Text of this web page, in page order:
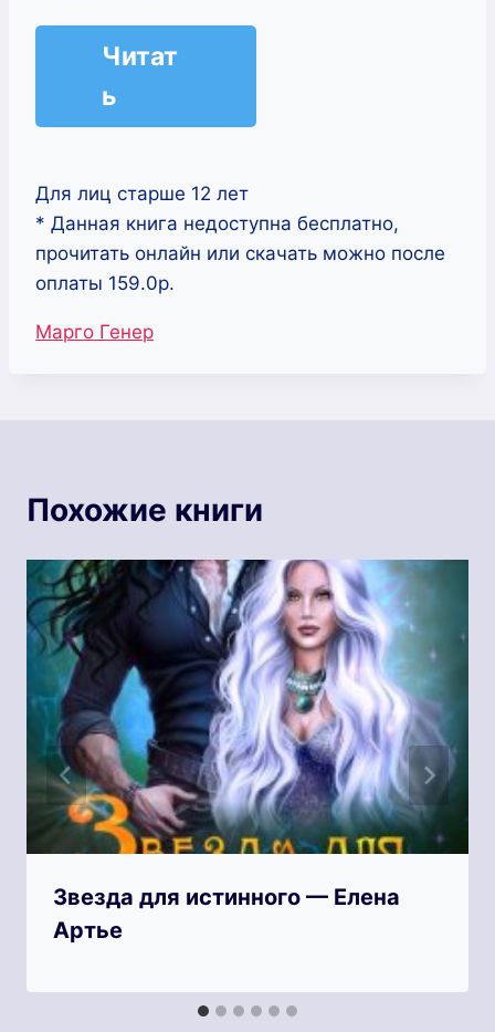
Читат
ь
Для лиц старше 12 лет
* Данная книга недоступна бесплатно,
прочитать онлайн или скачать можно после
оплаты 159.0р.
Метки
Марго Генер
Похожие книги
Звезда для истинного — Елена
Артье